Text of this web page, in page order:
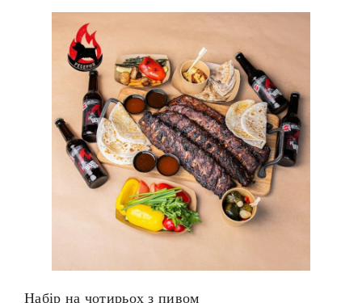
Набір на чотирьох з пивом